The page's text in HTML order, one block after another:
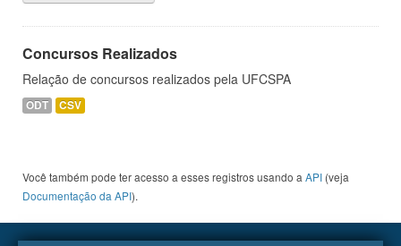
Concursos Realizados
Relação de concursos realizados pela UFCSPA
ODT CSV
Você também pode ter acesso a esses registros usando a API (veja
Documentação da API).